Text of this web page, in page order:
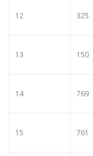
12 325
13 150
14 769
15 761